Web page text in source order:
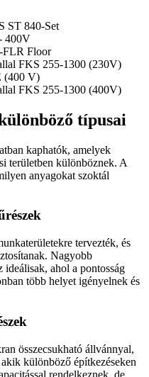
ST 840-Set
400V
FLR Floor
FKS 255-1300 (230V)
(400 V)
FKS 255-1300 (400V)
típusai
kaphatók, amelyek
területben különböznek. A
anyagokat szoktál
tervezték, és
Nagyobb
ideálisak, ahol a pontosság
több helyet igényelnek és
összecsukható állvánnyal,
különböző építkezéseken
rendelkeznek, de